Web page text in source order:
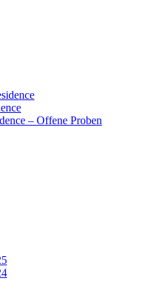
– Offene Proben